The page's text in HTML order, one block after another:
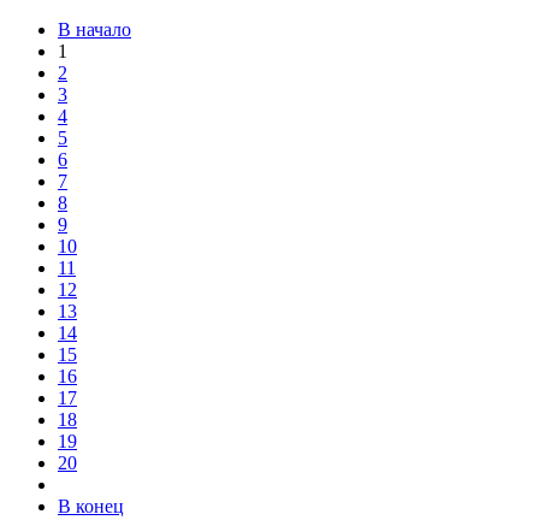
В начало
1
2
3
4
5
6
7
8
9
10
11
12
13
14
15
16
17
18
19
20
В конец